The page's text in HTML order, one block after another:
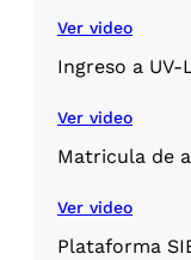
Ver video
Ingreso a UV-
Ver video
Matricula de
Ver video
Plataforma